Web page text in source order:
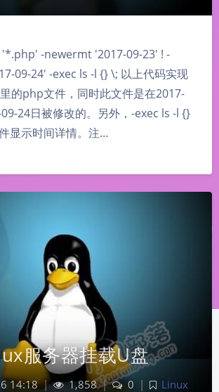
-newermt '2017-09-23' ! -
09-24' -exec ls -l {} \; 以上代码实现
的php文件，同时此文件是在2017-
24日被修改的。另外，-exec ls -l {}
显示时间详情。注…
服务器挂载U盘
14:18 | 1,858 | 0 |
Linux